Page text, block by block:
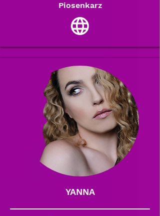
Piosenkarz
YANNA